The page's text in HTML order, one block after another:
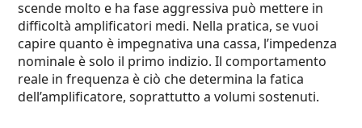
scende molto e ha fase aggressiva può mettere in
difficoltà amplificatori medi. Nella pratica, se vuoi
capire quanto è impegnativa una cassa, l’impedenza
nominale è solo il primo indizio. Il comportamento
reale in frequenza è ciò che determina la fatica
dell’amplificatore, soprattutto a volumi sostenuti.